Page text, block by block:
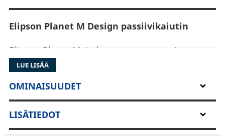
Elipson Planet M Design passiivikaiutin
Elipson Planet M, jatkaa menestyneen ja
laatukaiuttimeksi tunnustetun, Planet L
kaiuttimen jalanjäljissä, tarjoten saman,
kiehtovan muodon, ja äänentoiston,
miniatyyrikokoluokassa.
Planet M Kaiuttimessa on 10cm
LUE LISÄÄ
OMINAISUUDET
LISÄTIEDOT